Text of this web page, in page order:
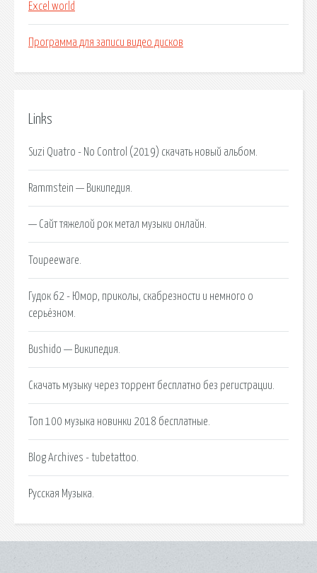
Excel world
Программа для записи видео дисков
Links
Suzi Quatro - No Control (2019) скачать новый альбом.
Rammstein — Википедия.
— Сайт тяжелой рок метал музыки онлайн.
Toupeeware.
Гудок 62 - Юмор, приколы, скабрезности и немного о
серьёзном.
Bushido — Википедия.
Скачать музыку через торрент бесплатно без регистрации.
Топ 100 музыка новинки 2018 бесплатные.
Blog Archives - tubetattoo.
Русская Музыка.